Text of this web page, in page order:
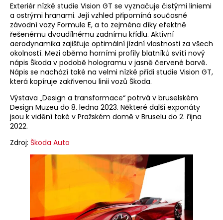
Exteriér nízké studie Vision GT se vyznačuje čistými liniemi
a ostrými hranami. Její vzhled připomíná současné
závodní vozy Formule E, a to zejména díky efektně
řešenému dvoudílnému zadnímu křídlu. Aktivní
aerodynamika zajišťuje optimální jízdní vlastnosti za všech
okolností. Mezi oběma horními profily blatníků svítí nový
nápis Škoda v podobě hologramu v jasně červené barvě.
Nápis se nachází také na velmi nízké přídi studie Vision GT,
která kopíruje zakřivenou linii vozů Škoda.
Výstava „Design a transformace“ potrvá v bruselském
Design Muzeu do 8. ledna 2023. Některé další exponáty
jsou k vidění také v Pražském domě v Bruselu do 2. října
2022.
Zdroj: Škoda Auto